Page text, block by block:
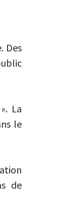
Des
La
le
de